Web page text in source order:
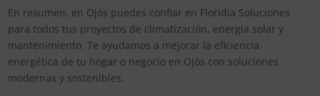
En resumen, en Ojós puedes confiar en Floridia Soluciones
para todos tus proyectos de climatización, energía solar y
mantenimiento. Te ayudamos a mejorar la eficiencia
energética de tu hogar o negocio en Ojós con soluciones
modernas y sostenibles.